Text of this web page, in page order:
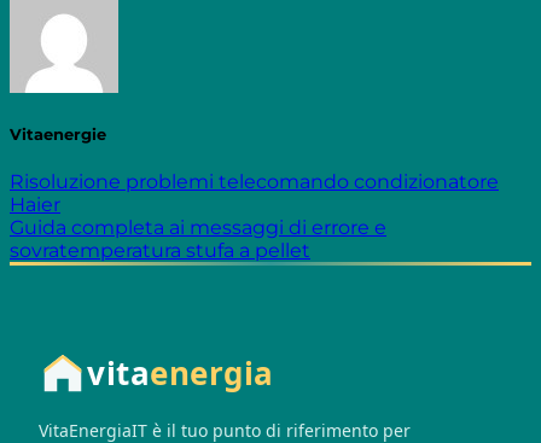
Vitaenergie
Risoluzione problemi telecomando condizionatore
Haier
Guida completa ai messaggi di errore e
sovratemperatura stufa a pellet
vitaenergia
VitaEnergiaIT è il tuo punto di riferimento per